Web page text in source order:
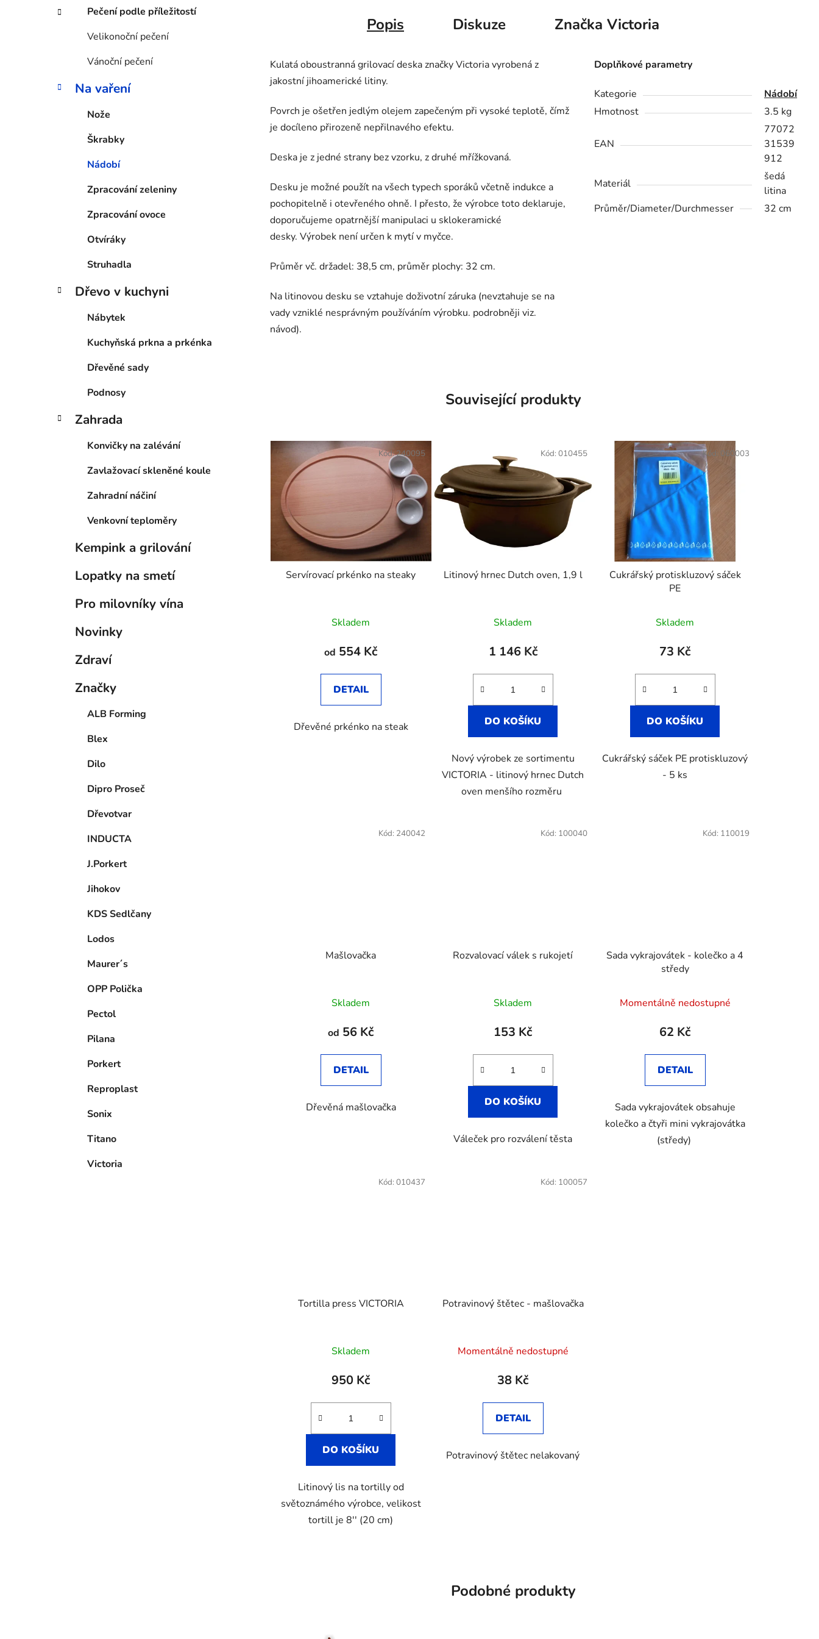
Pečení podle příležitostí
Velikonoční pečení
Vánoční pečení
Na vaření
Nože
Škrabky
Nádobí
Zpracování zeleniny
Zpracování ovoce
Otvíráky
Struhadla
Dřevo v kuchyni
Nábytek
Kuchyňská prkna a prkénka
Dřevěné sady
Podnosy
Zahrada
Konvičky na zalévání
Zavlažovací skleněné koule
Zahradní náčiní
Venkovní teploměry
Kempink a grilování
Lopatky na smetí
Pro milovníky vína
Novinky
Zdraví
Značky
ALB Forming
Blex
Dilo
Dipro Proseč
Dřevotvar
INDUCTA
J.Porkert
Jihokov
KDS Sedlčany
Lodos
Maurer´s
OPP Polička
Pectol
Pilana
Porkert
Reproplast
Sonix
Titano
Victoria
Popis Diskuze Značka Victoria
Kulatá oboustranná grilovací deska značky Victoria vyrobená z
jakostní jihoamerické litiny.
Povrch je ošetřen jedlým olejem zapečeným při vysoké teplotě, čímž
je docíleno přirozeně nepřilnavého efektu.
Deska je z jedné strany bez vzorku, z druhé mřížkovaná.
Desku je možné použít na všech typech sporáků včetně indukce a
pochopitelně i otevřeného ohně. I přesto, že výrobce toto deklaruje,
doporučujeme opatrnější manipulaci u sklokeramické
desky. Výrobek není určen k mytí v myčce.
Průměr vč. držadel: 38,5 cm, průměr plochy: 32 cm.
Na litinovou desku se vztahuje doživotní záruka (nevztahuje se na
vady vzniklé nesprávným používáním výrobku. podrobněji viz.
návod).
Doplňkové parametry
Kategorie
Nádobí
Hmotnost
3.5 kg
EAN
77072
31539
912
Materiál
šedá
litina
Průměr/Diameter/Durchmesser
32 cm
Související produkty
Servírovací prkénko na steaky
Skladem
od 554 Kč
DETAIL
Dřevěné prkénko na steak
Kód:240095
Litinový hrnec Dutch oven, 1,9 l
Skladem
1 146 Kč
DO KOŠÍKU
Nový výrobek ze sortimentu
VICTORIA - litinový hrnec Dutch
oven menšího rozměru
Kód: 010455
Cukrářský protiskluzový sáček
PE
Skladem
73 Kč
DO KOŠÍKU
Cukrářský sáček PE protiskluzový
- 5 ks
Kód: 060003
Mašlovačka
Skladem
od 56 Kč
DETAIL
Dřevěná mašlovačka
Kód: 240042
Rozvalovací válek s rukojetí
Skladem
153 Kč
DO KOŠÍKU
Váleček pro rozválení těsta
Kód: 100040
Sada vykrajovátek - kolečko a 4
středy
Momentálně nedostupné
62 Kč
DETAIL
Sada vykrajovátek obsahuje
kolečko a čtyři mini vykrajovátka
(středy)
Kód: 110019
Tortilla press VICTORIA
hodnocení
produktu
2,7
z
hvězdiček.
Skladem
950 Kč
DO KOŠÍKU
Litinový lis na tortilly od
světoznámého výrobce, velikost
tortill je 8'' (20 cm)
Kód: 010437
Potravinový štětec - mašlovačka
Momentálně nedostupné
38 Kč
DETAIL
Potravinový štětec nelakovaný
Kód: 100057
Podobné produkty